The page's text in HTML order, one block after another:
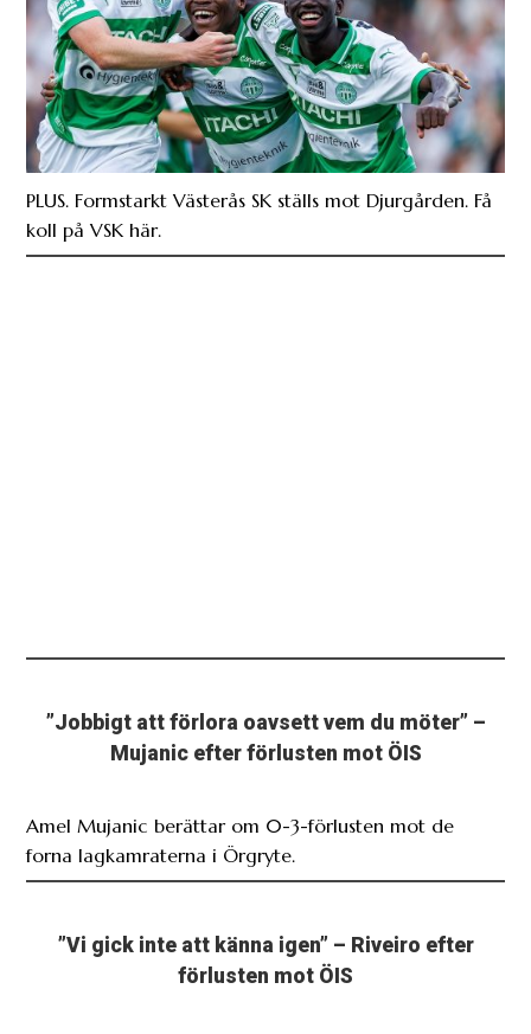
PLUS. Formstarkt Västerås SK ställs mot Djurgården. Få
koll på VSK här.
”Jobbigt att förlora oavsett vem du möter” –
Mujanic efter förlusten mot ÖIS
Amel Mujanic berättar om 0-3-förlusten mot de
forna lagkamraterna i Örgryte.
”Vi gick inte att känna igen” – Riveiro efter
förlusten mot ÖIS